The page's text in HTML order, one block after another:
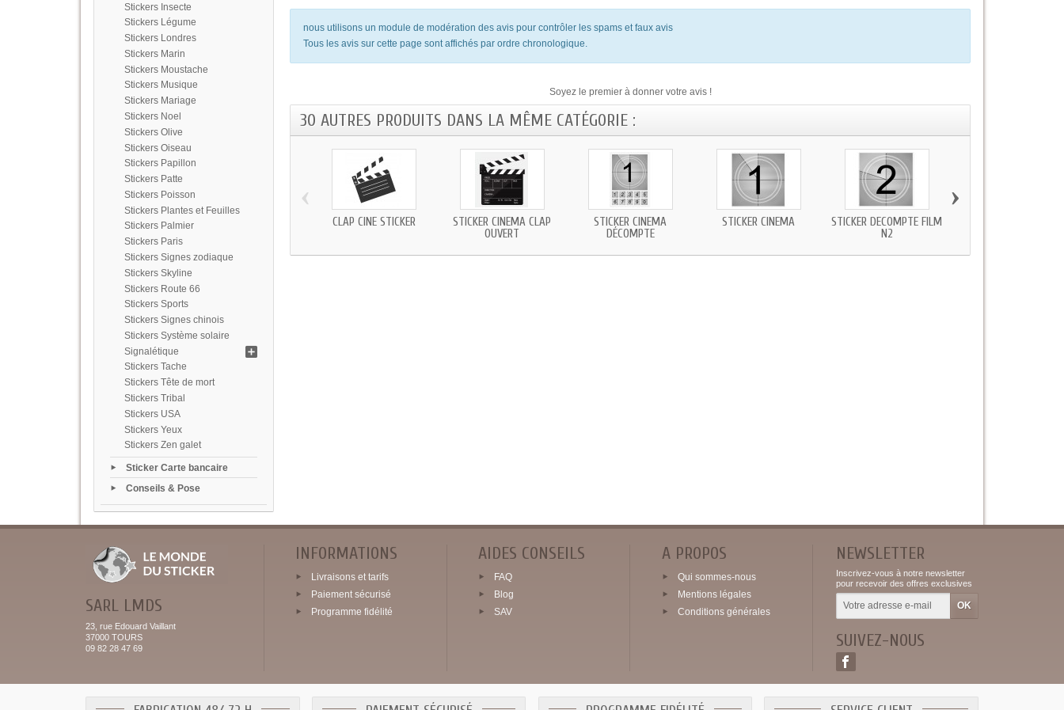
Stickers Insecte
Stickers Légume
Stickers Londres
Stickers Marin
Stickers Moustache
Stickers Musique
Stickers Mariage
Stickers Noel
Stickers Olive
Stickers Oiseau
Stickers Papillon
Stickers Patte
Stickers Poisson
Stickers Plantes et Feuilles
Stickers Palmier
Stickers Paris
Stickers Signes zodiaque
Stickers Skyline
Stickers Route 66
Stickers Sports
Stickers Signes chinois
Stickers Système solaire
Signalétique
Stickers Tache
Stickers Tête de mort
Stickers Tribal
Stickers USA
Stickers Yeux
Stickers Zen galet
Sticker Carte bancaire
Conseils & Pose
nous utilisons un module de modération des avis pour contrôler les spams et faux avis
Tous les avis sur cette page sont affichés par ordre chronologique.
Soyez le premier à donner votre avis !
30 AUTRES PRODUITS DANS LA MÊME CATÉGORIE :
CLAP CINÉ STICKER
STICKER CINÉMA CLAP
OUVERT
STICKER CINÉMA
DÉCOMPTE
STICKER CINÉMA
STICKER DÉCOMPTE FILM
N2
‹ ›
SARL LMDS
23, rue Edouard Vaillant
37000 TOURS
09 82 28 47 69
INFORMATIONS
Livraisons et tarifs
Paiement sécurisé
Programme fidélité
AIDES CONSEILS
FAQ
Blog
SAV
A PROPOS
Qui sommes-nous
Mentions légales
Conditions générales
NEWSLETTER
Inscrivez-vous à notre newsletter
pour recevoir des offres exclusives
SUIVEZ-NOUS